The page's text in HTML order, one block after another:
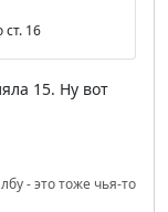
ст. 16
15. Ну вот
- это тоже чья-то